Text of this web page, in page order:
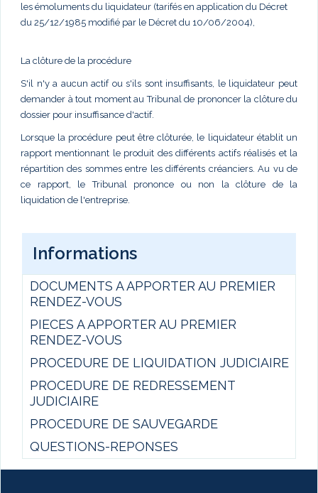
les émoluments du liquidateur (tarifés en application du Décret
du 25/12/1985 modifié par le Décret du 10/06/2004),
La clôture de la procédure
S'il n'y a aucun actif ou s'ils sont insuffisants, le liquidateur peut
demander à tout moment au Tribunal de prononcer la clôture du
dossier pour insuffisance d'actif.
Lorsque la procédure peut être clôturée, le liquidateur établit un
rapport mentionnant le produit des différents actifs réalisés et la
répartition des sommes entre les différents créanciers. Au vu de
ce rapport, le Tribunal prononce ou non la clôture de la
liquidation de l'entreprise.
Informations
DOCUMENTS A APPORTER AU PREMIER
RENDEZ-VOUS
PIECES A APPORTER AU PREMIER
RENDEZ-VOUS
PROCEDURE DE LIQUIDATION JUDICIAIRE
PROCEDURE DE REDRESSEMENT
JUDICIAIRE
PROCEDURE DE SAUVEGARDE
QUESTIONS-REPONSES